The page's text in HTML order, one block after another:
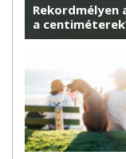
Rekordmélyen
a